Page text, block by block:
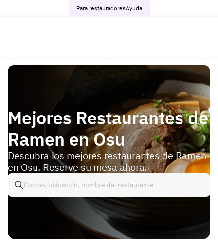
Para restauradoresAyuda
Mejores Restaurantes de
Ramen en Osu
Descubra los mejores restaurantes de Ramen
en Osu. Reserve su mesa ahora.